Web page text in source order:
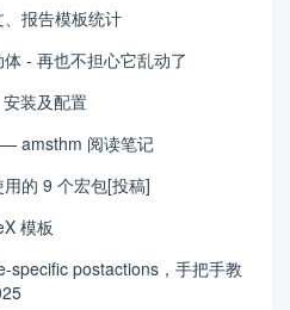
报告模板统计
- 再也不担心它乱动了
装及配置
amsthm 阅读笔记
的 9 个宏包[投稿]
模板
specific postactions，手把手教